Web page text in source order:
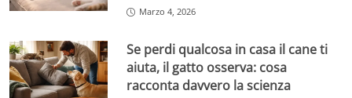
Marzo 4, 2026
Se perdi qualcosa in casa il cane ti
aiuta, il gatto osserva: cosa
racconta davvero la scienza